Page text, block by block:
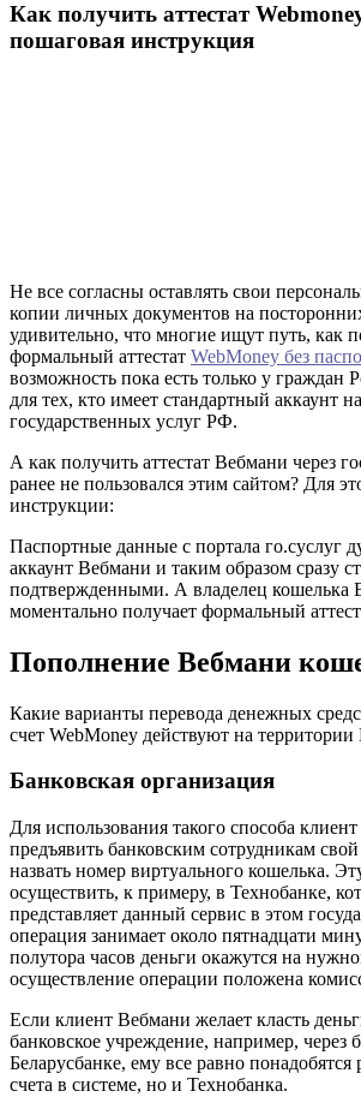
Как получить аттестат
пошаговая инструкция
Не все согласны оставлять свои
копии личных документов на
удивительно, что многие ищут путь, как
формальный аттестат WebMoney без
возможность пока есть только у граждан
для тех, кто имеет стандартный аккаунт
государственных услуг РФ.
А как получить аттестат Вебмани через
ранее не пользовался этим сайтом? Для
инструкции:
Паспортные данные с портала го.суслуг
аккаунт Вебмани и таким образом сразу
подтвержденными. А владелец кошелька
моментально получает формальный
Пополнение Вебмани
Какие варианты перевода денежных
счет WebMoney действуют на территории
Банковская организация
Для использования такого способа
предъявить банковским сотрудникам
назвать номер виртуального кошелька.
осуществить, к примеру, в Технобанке,
представляет данный сервис в этом
операция занимает около пятнадцати
полутора часов деньги окажутся на
осуществление операции положена
Если клиент Вебмани желает класть
банковское учреждение, например, через
Беларусбанке, ему все равно понадобятся
счета в системе, но и Технобанка.